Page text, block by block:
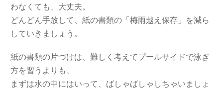
わなくても、大丈夫。
どんどん手放して、紙の書類の「梅雨越え保存」を減ら
していきましょう。
紙の書類の片づけは、難しく考えてプールサイドで泳ぎ
方を習うよりも、
まずは水の中にはいって、ばしゃばしゃしちゃいましょ